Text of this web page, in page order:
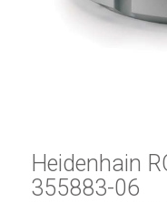
Heidenhain
355883-06